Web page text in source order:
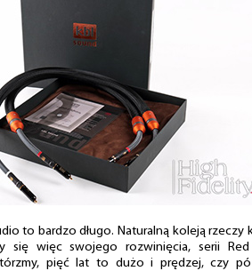
to bardzo długo. Naturalną koleją rzeczy
się więc swojego rozwinięcia, serii
pięć lat to dużo i prędzej, czy